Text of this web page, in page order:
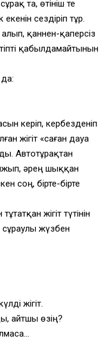
та, өтініш те
сездіріп тұр.
қаннен-қаперсіз
қабылдамайтынын
да:
керіп, кербезденіп
жігіт «саған дауа
Автотұрақтан
әрең шыққан
соң, бірте-бірте
жігіт түтінін
сұраулы жүзбен
жігіт.
айтшы өзің?